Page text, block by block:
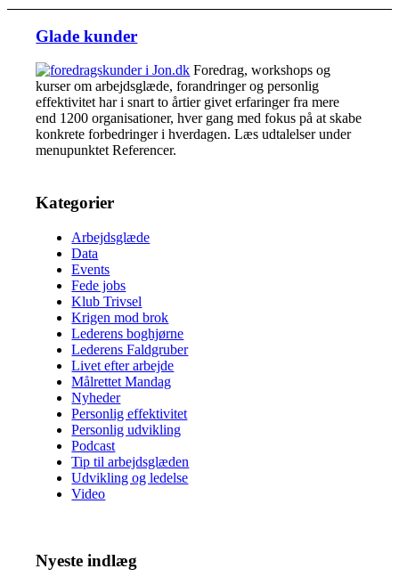
Glade kunder
Foredrag, workshops og
kurser om arbejdsglæde, forandringer og personlig
effektivitet har i snart to årtier givet erfaringer fra mere
end 1200 organisationer, hver gang med fokus på at skabe
konkrete forbedringer i hverdagen. Læs udtalelser under
menupunktet Referencer.
Kategorier
Arbejdsglæde
Data
Events
Fede jobs
Klub Trivsel
Krigen mod brok
Lederens boghjørne
Lederens Faldgruber
Livet efter arbejde
Målrettet Mandag
Nyheder
Personlig effektivitet
Personlig udvikling
Podcast
Tip til arbejdsglæden
Udvikling og ledelse
Video
Nyeste indlæg